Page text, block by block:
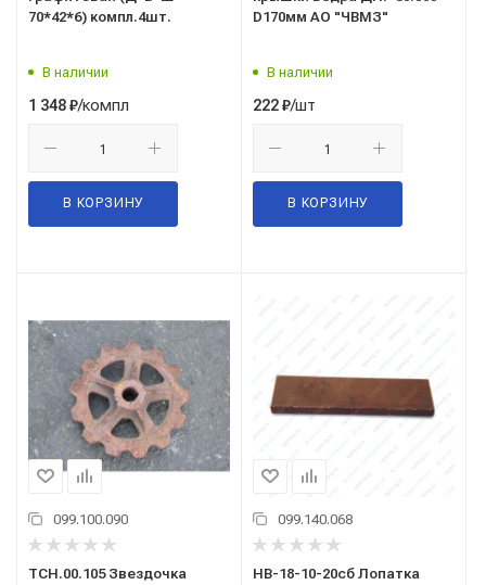
70*42*6) компл.4шт.
В наличии
1 348₽/компл
В КОРЗИНУ
D170мм АО "ЧВМЗ"
В наличии
222₽/шт
В КОРЗИНУ
099.100.090
ТСН.00.105 Звездочка
099.140.068
НВ-18-10-20сб Лопатка